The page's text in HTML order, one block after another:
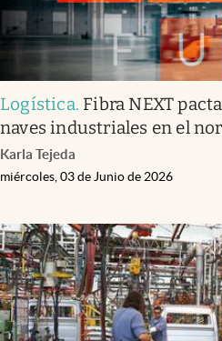
Logística. Fibra NEXT
naves industriales en el
Karla Tejeda
miércoles, 03 de Junio de 2026